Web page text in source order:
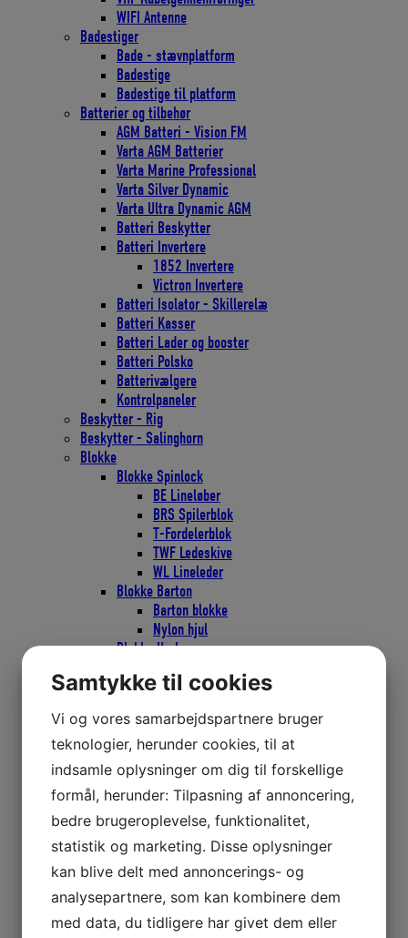
WIFI Antenne
Badestiger
Bade - stævnplatform
Badestige
Badestige til platform
Batterier og tilbehør
AGM Batteri - Vision FM
Varta AGM Batterier
Varta Marine Professional
Varta Silver Dynamic
Varta Ultra Dynamic AGM
Batteri Beskytter
Batteri Invertere
1852 Invertere
Victron Invertere
Batteri Isolator - Skillerelæ
Batteri Kasser
Batteri Lader og booster
Batteri Polsko
Batterivælgere
Kontrolpaneler
Beskytter - Rig
Beskytter - Salinghorn
Blokke
Blokke Spinlock
BE Lineløber
BRS Spilerblok
T-Fordelerblok
TWF Ledeskive
WL Lineleder
Blokke Barton
Barton blokke
Nylon hjul
Blokke Harken
Black Magic Blokke 45mm
Black Magic Blokke 75mm
CARBO AIR Blokke
CARBO AIR Blokke 29mm
CARBO AIR Blokke 40mm
CARBO AIR Blokke 57mm
CARBO AIR Blokke 75mm
CARBO Ratchamatic Skraldeblokke
CARBO Ratchamatic Skraldeblokke
57mm
CARBO Ratchamatic Skraldeblokke
75mm
Samtykke til cookies
Vi og vores samarbejdspartnere bruger
teknologier, herunder cookies, til at
indsamle oplysninger om dig til forskellige
formål, herunder: Tilpasning af annoncering,
bedre brugeroplevelse, funktionalitet,
statistik og marketing. Disse oplysninger
kan blive delt med annoncerings- og
analysepartnere, som kan kombinere dem
med data, du tidligere har givet dem eller